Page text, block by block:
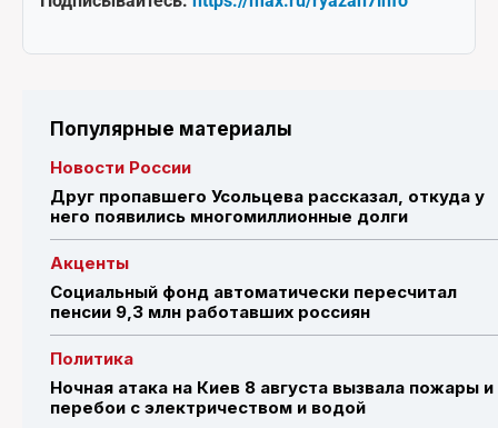
Популярные материалы
Новости России
Друг пропавшего Усольцева рассказал, откуда у
него появились многомиллионные долги
Акценты
Социальный фонд автоматически пересчитал
пенсии 9,3 млн работавших россиян
Политика
Ночная атака на Киев 8 августа вызвала пожары и
перебои с электричеством и водой